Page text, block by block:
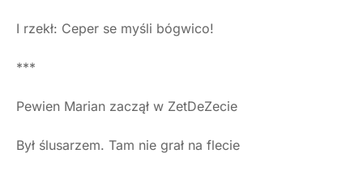
I rzekł: Ceper se myśli bógwico!
***
Pewien Marian zaczął w ZetDeZecie
Był ślusarzem. Tam nie grał na flecie